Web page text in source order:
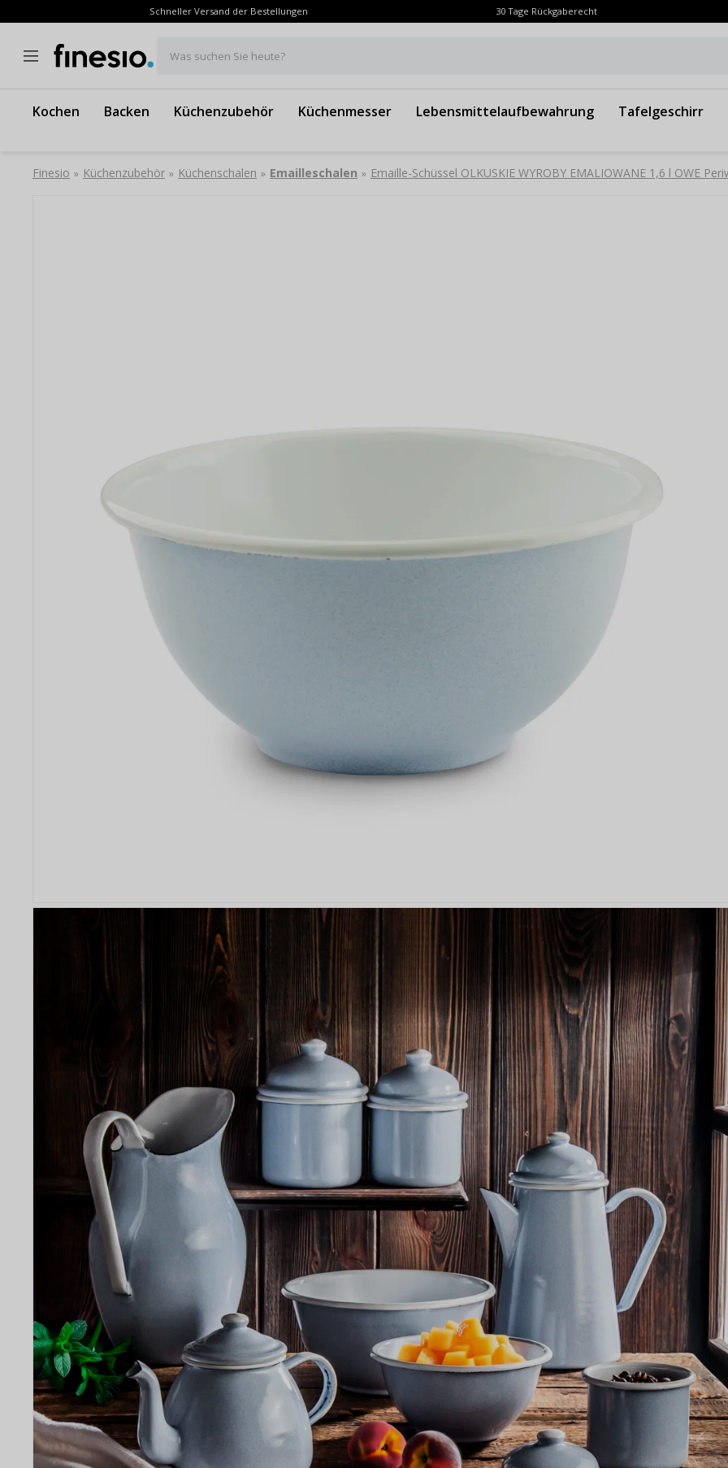
Schneller Versand der Bestellungen 30 Tage Rückgaberecht
Was suchen Sie heute?
Kochen Backen Küchenzubehör Küchenmesser Lebensmittelaufbewahrung Tafelgeschirr
Finesio » Küchenzubehör » Küchenschalen » Emailleschalen » Emaille-Schüssel OLKUSKIE WYROBY EMALIOWANE 1,6 l OWE